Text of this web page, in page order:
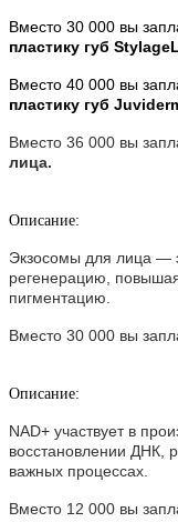
Вместо 30 000 вы
пластику губ
Вместо 40 000 вы
пластику губ
Вместо 36 000 вы
лица.
Описание:
Экзосомы для лица —
регенерацию,
пигментацию.
Вместо 30 000 вы
Описание:
NAD+ участвует в
восстановлении ДНК,
важных процессах.
Вместо 12 000 вы